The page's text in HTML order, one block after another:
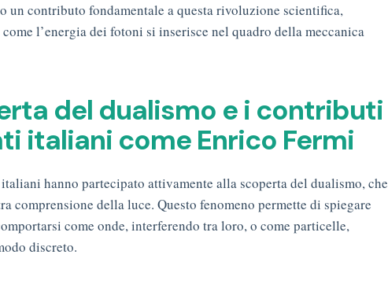
un contributo fondamentale a questa rivoluzione scientifica,
l’energia dei fotoni si inserisce nel quadro della meccanica
del dualismo e i contributi
italiani come Enrico Fermi
hanno partecipato attivamente alla scoperta del dualismo, che
comprensione della luce. Questo fenomeno permette di spiegare
come onde, interferendo tra loro, o come particelle,
discreto.